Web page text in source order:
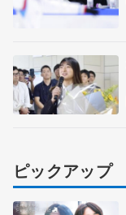
ピックアップ